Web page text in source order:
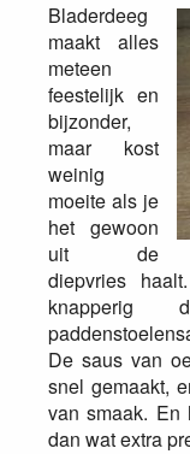
Bladerdeeg
maakt alles
meteen
feestelijk en
bijzonder,
maar kost
weinig
moeite als je
het gewoon
uit de
diepvries
De saus van
snel gemaakt,
van smaak. En
dan wat extra